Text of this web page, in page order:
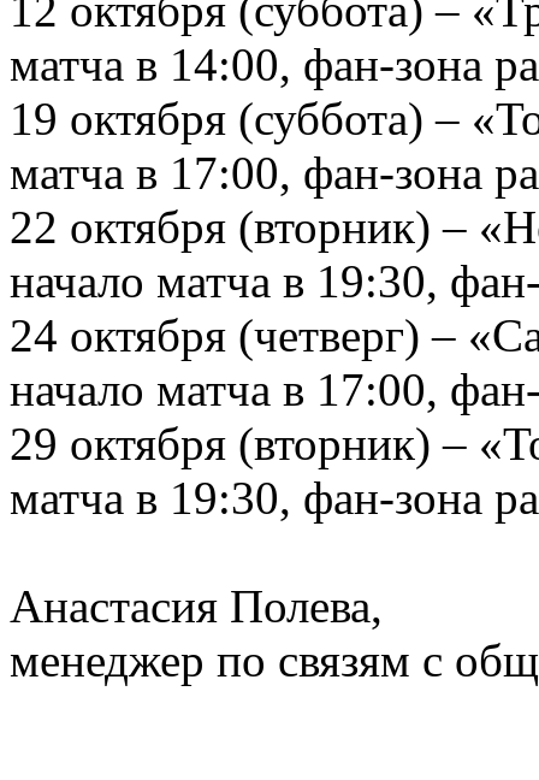
матча в 14:00, фан-зона
19 октября (суббота) –
матча в 17:00, фан-зона
22 октября (вторник) –
начало матча в 19:30,
24 октября (четверг) –
начало матча в 17:00,
29 октября (вторник) –
матча в 19:30, фан-зона
Анастасия Полева,
менеджер по связям с